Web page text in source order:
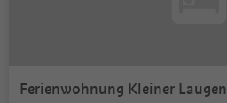
Ferienwohnung Kleiner Laugen